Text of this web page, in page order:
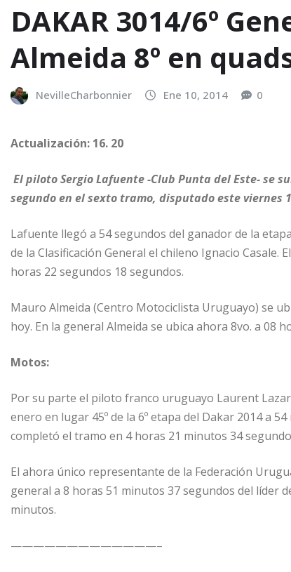
DAKAR 3014/6º
Almeida 8º en
NevilleCharbonnier Ene 10, 2014 0
Actualización: 16. 20
El piloto Sergio Lafuente -Club Punta del Este- se
segundo en el sexto tramo, disputado este viernes
Lafuente llegó a 54 segundos del ganador de la
de la Clasificación General el chileno Ignacio
horas 22 segundos 18 segundos.
Mauro Almeida (Centro Motociclista Uruguayo) se
hoy. En la general Almeida se ubica ahora 8vo. a 08
Motos:
Por su parte el piloto franco uruguayo Laurent
enero en lugar 45º de la 6º etapa del Dakar 2014 a
completó el tramo en 4 horas 21 minutos 34
El ahora único representante de la Federación
general a 8 horas 51 minutos 37 segundos del líder
minutos.
—————————————–